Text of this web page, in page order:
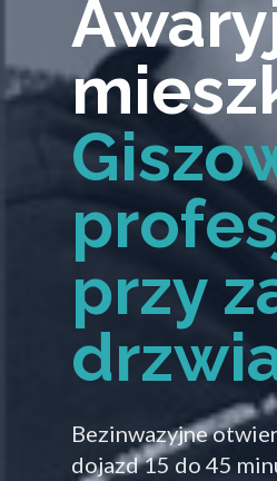
przy
Bezinwazyjne
dojazd 15 do 45